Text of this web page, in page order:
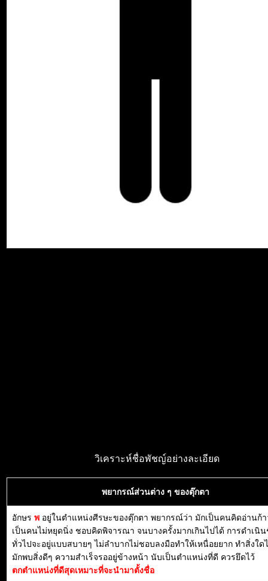
วิเคราะห์ชื่อพัชญ์อย่างละเอียด
พยากรณ์ส่วนต่าง ๆ ของตุ๊กตา
อักษร พ อยู่ในตำแหน่งศีรษะของตุ๊กตา พยากรณ์ว่า มักเป็นคนคิดอ่านก้า
เป็นคนไม่หยุดนิ่ง ชอบคิดพิจารณา จนบางครั้งมากเกินไปได้ การดำเนิ
ทั่วไปจะอยู่แบบสบายๆ ไม่ลำบากไม่ชอบลงมือทำให้เหนื่อยยาก ทำสิ่งใด
มักพบสิ่งดีๆ ความสำเร็จรออยู่ข้างหน้า นับเป็นตำแหน่งที่ดี ควรยึดไว้
ตกตำแหน่งที่ดีสุดเหมาะที่จะนำมาตั้งชื่อ